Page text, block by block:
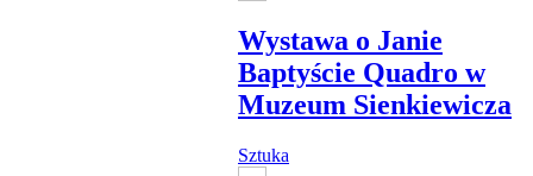
Wystawa o Janie
Baptyście Quadro w
Muzeum Sienkiewicza
Sztuka